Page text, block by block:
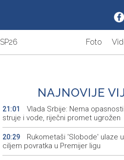
SP26 Foto
NAJNOVIJE
21:01
Vlada Srbije: Nema
struje i vode, riječni promet ugrožen
20:29
Rukometaši 'Slobode' ulaze
ciljem povratka u Premijer ligu